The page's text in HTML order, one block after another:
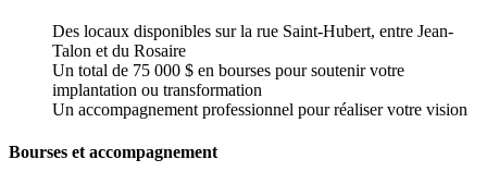
Des locaux disponibles sur la rue Saint-Hubert, entre Jean-
Talon et du Rosaire
Un total de 75 000 $ en bourses pour soutenir votre
implantation ou transformation
Un accompagnement professionnel pour réaliser votre vision
Bourses et accompagnement